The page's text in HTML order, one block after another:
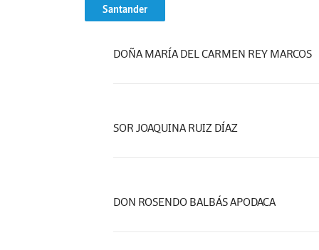
Santander
DOÑA MARÍA DEL CARMEN REY MARCOS
SOR JOAQUINA RUIZ DÍAZ
DON ROSENDO BALBÁS APODACA